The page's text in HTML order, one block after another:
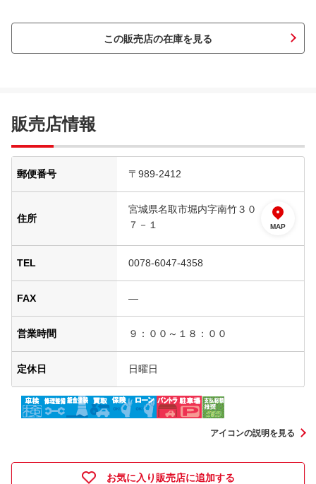
この販売店の在庫を見る
販売店情報
郵便番号 〒989-2412
住所
宮城県名取市堀内字南竹３０
７－１
MAP
TEL 0078-6047-4358
FAX ―
営業時間 ９：００～１８：００
定休日 日曜日
アイコンの説明を見る
お気に入り販売店に追加する